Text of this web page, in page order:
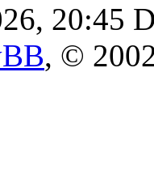
20:45
, ©